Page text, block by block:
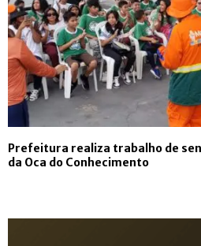
Prefeitura realiza trabalho de
da Oca do Conhecimento